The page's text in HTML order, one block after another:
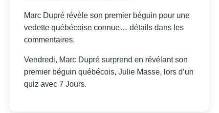
Marc Dupré révèle son premier béguin pour une
vedette québécoise connue… détails dans les
commentaires.
Vendredi, Marc Dupré surprend en révélant son
premier béguin québécois, Julie Masse, lors d’un
quiz avec 7 Jours.